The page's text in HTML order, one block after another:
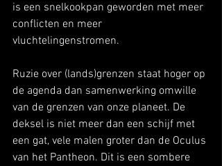
is een snelkookpan geworden met meer
conflicten en meer
vluchtelingenstromen.
Ruzie over (lands)grenzen staat hoger op
de agenda dan samenwerking omwille
van de grenzen van onze planeet. De
deksel is niet meer dan een schijf met
een gat, vele malen groter dan de Oculus
van het Pantheon. Dit is een sombere